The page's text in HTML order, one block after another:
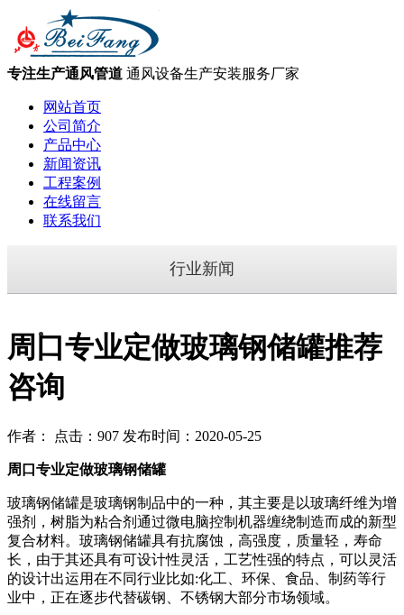
专注生产通风管道 通风设备生产安装服务厂家
网站首页
公司简介
产品中心
新闻资讯
工程案例
在线留言
联系我们
行业新闻
周口专业定做玻璃钢储罐推荐
咨询
作者： 点击：907 发布时间：2020-05-25
周口专业定做玻璃钢储罐
玻璃钢储罐是玻璃钢制品中的一种，其主要是以玻璃纤维为增
强剂，树脂为粘合剂通过微电脑控制机器缠绕制造而成的新型
复合材料。玻璃钢储罐具有抗腐蚀，高强度，质量轻，寿命
长，由于其还具有可设计性灵活，工艺性强的特点，可以灵活
的设计出运用在不同行业比如:化工、环保、食品、制药等行
业中，正在逐步代替碳钢、不锈钢大部分市场领域。